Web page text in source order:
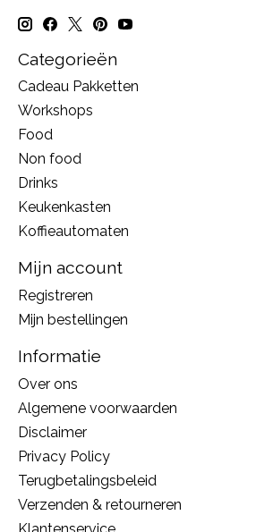
Categorieën
Cadeau Pakketten
Workshops
Food
Non food
Drinks
Keukenkasten
Koffieautomaten
Mijn account
Registreren
Mijn bestellingen
Informatie
Over ons
Algemene voorwaarden
Disclaimer
Privacy Policy
Terugbetalingsbeleid
Verzenden & retourneren
Klantenservice